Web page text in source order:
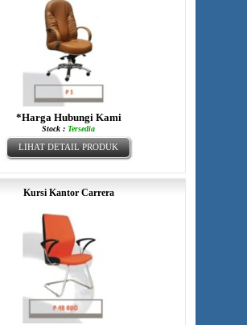
*Harga Hubungi Kami
Stock : Tersedia
LIHAT DETAIL PRODUK
Kursi Kantor Carrera